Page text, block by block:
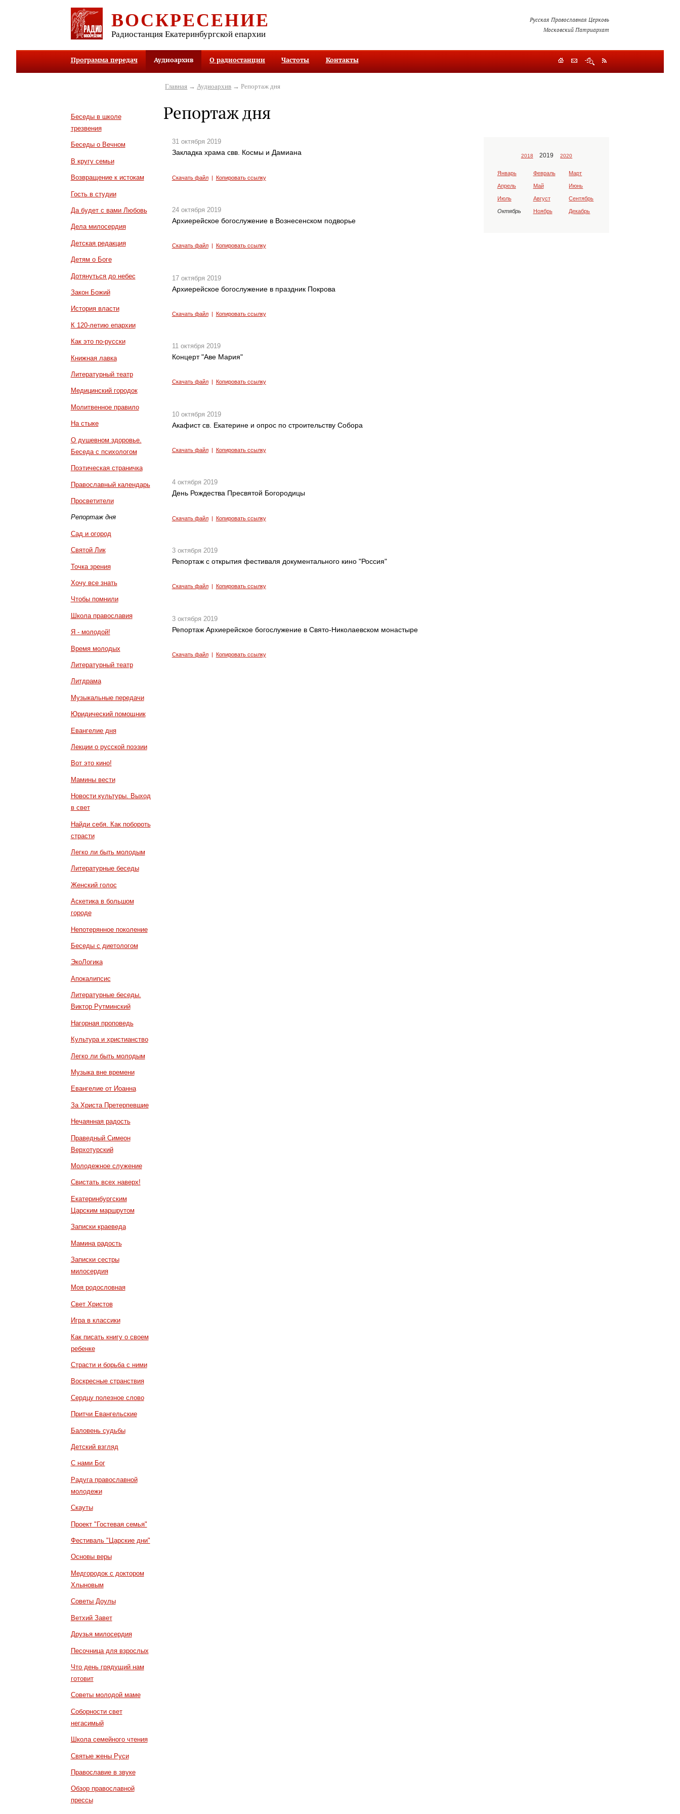
ВОСКРЕСЕНИЕ
Радиостанция Екатеринбургской епархии
Русская Православная Церковь
Московский Патриархат
Программа передач Аудиоархив О радиостанции Частоты Контакты
Беседы в школе
трезвения
Беседы о Вечном
В кругу семьи
Возвращение к истокам
Гость в студии
Да будет с вами Любовь
Дела милосердия
Детская редакция
Детям о Боге
Дотянуться до небес
Закон Божий
История власти
К 120-летию епархии
Как это по-русски
Книжная лавка
Литературный театр
Медицинский городок
Молитвенное правило
На стыке
О душевном здоровье.
Беседа с психологом
Поэтическая страничка
Православный календарь
Просветители
Репортаж дня
Сад и огород
Святой Лик
Точка зрения
Хочу все знать
Чтобы помнили
Школа православия
Я - молодой!
Время молодых
Литературный театр
Литдрама
Музыкальные передачи
Юридический помощник
Евангелие дня
Лекции о русской поэзии
Вот это кино!
Мамины вести
Новости культуры. Выход
в свет
Найди себя. Как побороть
страсти
Легко ли быть молодым
Литературные беседы
Женский голос
Аскетика в большом
городе
Непотерянное поколение
Беседы с диетологом
ЭкоЛогика
Апокалипсис
Литературные беседы.
Виктор Рутминский
Нагорная проповедь
Культура и христианство
Легко ли быть молодым
Музыка вне времени
Евангелие от Иоанна
За Христа Претерпевшие
Нечаянная радость
Праведный Симеон
Верхотурский
Молодежное служение
Свистать всех наверх!
Екатеринбургским
Царским маршрутом
Записки краеведа
Мамина радость
Записки сестры
милосердия
Моя родословная
Свет Христов
Игра в классики
Как писать книгу о своем
ребенке
Страсти и борьба с ними
Воскресные странствия
Сердцу полезное слово
Притчи Евангельские
Баловень судьбы
Детский взгляд
С нами Бог
Радуга православной
молодежи
Скауты
Проект "Гостевая семья"
Фестиваль "Царские дни"
Основы веры
Медгородок с доктором
Хлыновым
Советы Доулы
Ветхий Завет
Друзья милосердия
Песочница для взрослых
Что день грядущий нам
готовит
Советы молодой маме
Соборности свет
негасимый
Школа семейного чтения
Святые жены Руси
Православие в звуке
Обзор православной
прессы
Главная → Аудиоархив → Репортаж дня
Репортаж дня
31 октября 2019
Закладка храма свв. Космы и Дамиана
Скачать файл| Копировать ссылку
24 октября 2019
Архиерейское богослужение в Вознесенском подворье
Скачать файл| Копировать ссылку
17 октября 2019
Архиерейское богослужение в праздник Покрова
Скачать файл| Копировать ссылку
11 октября 2019
Концерт "Аве Мария"
Скачать файл| Копировать ссылку
10 октября 2019
Акафист св. Екатерине и опрос по строительству Собора
Скачать файл| Копировать ссылку
4 октября 2019
День Рождества Пресвятой Богородицы
Скачать файл| Копировать ссылку
3 октября 2019
Репортаж с открытия фестиваля документального кино "Россия"
Скачать файл| Копировать ссылку
3 октября 2019
Репортаж Архиерейское богослужение в Свято-Николаевском монастыре
Скачать файл| Копировать ссылку
2018 2019 2020
Январь Февраль Март
Апрель Май Июнь
Июль Август Сентябрь
Октябрь Ноябрь Декабрь